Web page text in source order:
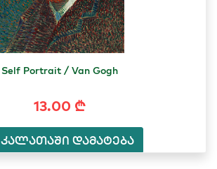
Self Portrait / Van Gogh
13.00 ₾
კალათაში დამატება